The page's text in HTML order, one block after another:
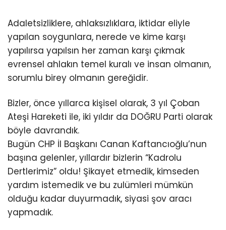
Adaletsizliklere, ahlaksızlıklara, iktidar eliyle
yapılan soygunlara, nerede ve kime karşı
yapılırsa yapılsın her zaman karşı çıkmak
evrensel ahlakın temel kuralı ve insan olmanın,
sorumlu birey olmanın gereğidir.
Bizler, önce yıllarca kişisel olarak, 3 yıl Çoban
Ateşi Hareketi ile, iki yıldır da DOĞRU Parti olarak
böyle davrandık.
Bugün CHP İl Başkanı Canan Kaftancıoğlu’nun
başına gelenler, yıllardır bizlerin “Kadrolu
Dertlerimiz” oldu! Şikayet etmedik, kimseden
yardım istemedik ve bu zulümleri mümkün
olduğu kadar duyurmadık, siyasi şov aracı
yapmadık.